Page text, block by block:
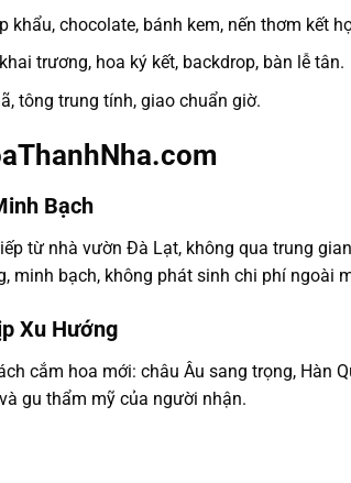
khẩu, chocolate, bánh kem, nến thơm kết
trương, hoa ký kết, backdrop, bàn lễ tân.
tông trung tính, giao chuẩn giờ.
Bạch
từ nhà vườn Đà Lạt, không qua trung
minh bạch, không phát sinh chi phí ngoài
Xu Hướng
cắm hoa mới: châu Âu sang trọng, Hàn
gu thẩm mỹ của người nhận.